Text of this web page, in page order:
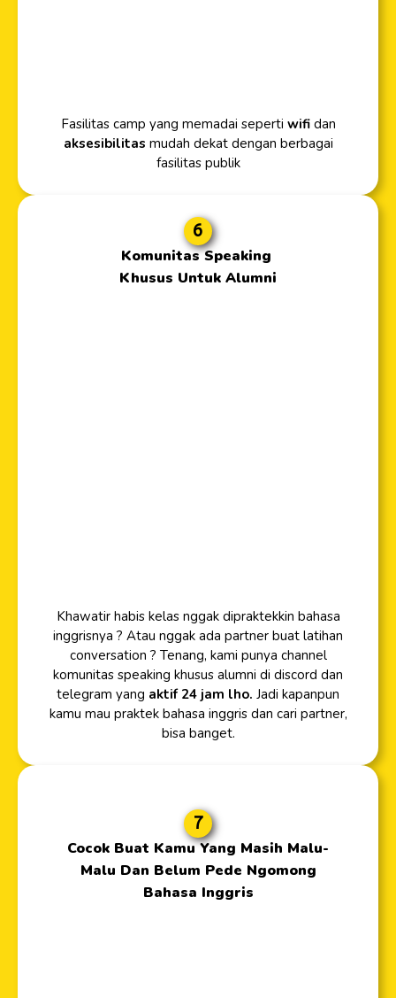
Fasilitas camp yang memadai seperti wifi dan
aksesibilitas mudah dekat dengan berbagai
fasilitas publik
6
Komunitas Speaking
Khusus Untuk Alumni
Khawatir habis kelas nggak dipraktekkin bahasa
inggrisnya ? Atau nggak ada partner buat latihan
conversation ? Tenang, kami punya channel
komunitas speaking khusus alumni di discord dan
telegram yang aktif 24 jam lho. Jadi kapanpun
kamu mau praktek bahasa inggris dan cari partner,
bisa banget.
7
Cocok Buat Kamu Yang Masih Malu-
Malu Dan Belum Pede Ngomong
Bahasa Inggris